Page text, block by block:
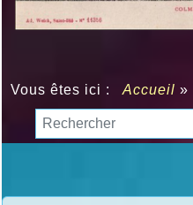
Vous êtes ici : Accueil »